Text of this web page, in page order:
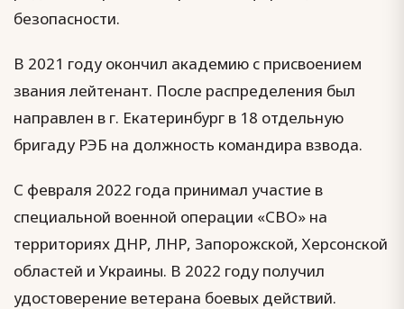
безопасности.
В 2021 году окончил академию с присвоением
звания лейтенант. После распределения был
направлен в г. Екатеринбург в 18 отдельную
бригаду РЭБ на должность командира взвода.
С февраля 2022 года принимал участие в
специальной военной операции «СВО» на
территориях ДНР, ЛНР, Запорожской, Херсонской
областей и Украины. В 2022 году получил
удостоверение ветерана боевых действий.